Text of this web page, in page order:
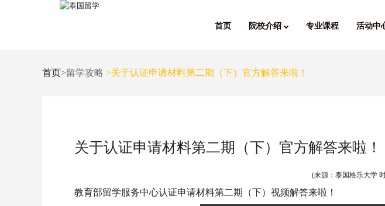
首页 院校介绍 专业课程 活动中
首页>留学攻略 >关于认证申请材料第二期（下）官方解答来啦！
关于认证申请材料第二期（下）官方解答来啦！
(来源：泰国格乐大学
教育部留学服务中心认证申请材料第二期（下）视频解答来啦！